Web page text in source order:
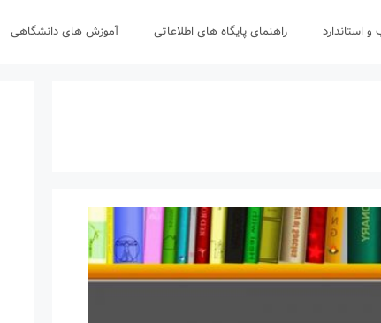
و استاندارد راهنمای پایگاه های اطلاعاتی آموزش های دانشگاهی